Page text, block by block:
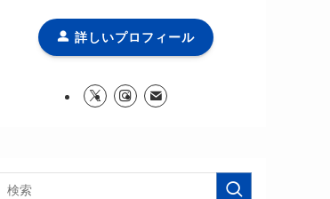
詳しいプロフィール